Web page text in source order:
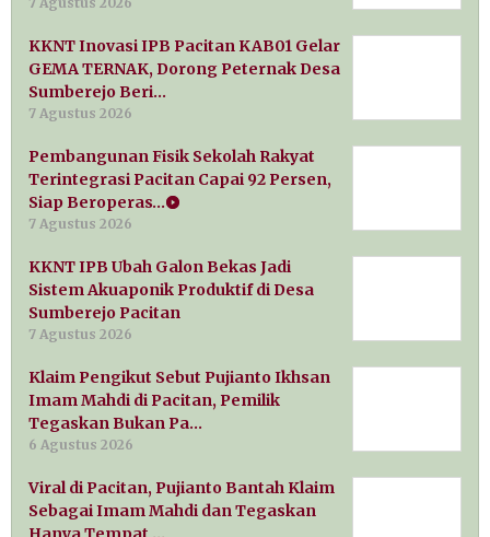
KKNT Inovasi IPB Pacitan KAB01 Gelar
GEMA TERNAK, Dorong Peternak Desa
Sumberejo Beri…
7 Agustus 2026
Pembangunan Fisik Sekolah Rakyat
Terintegrasi Pacitan Capai 92 Persen,
Siap Beroperas…
7 Agustus 2026
KKNT IPB Ubah Galon Bekas Jadi
Sistem Akuaponik Produktif di Desa
Sumberejo Pacitan
7 Agustus 2026
Klaim Pengikut Sebut Pujianto Ikhsan
Imam Mahdi di Pacitan, Pemilik
Tegaskan Bukan Pa…
6 Agustus 2026
Viral di Pacitan, Pujianto Bantah Klaim
Sebagai Imam Mahdi dan Tegaskan